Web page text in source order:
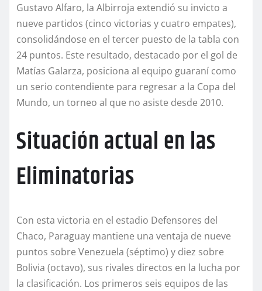
Gustavo Alfaro, la Albirroja extendió su invicto a
nueve partidos (cinco victorias y cuatro empates),
consolidándose en el tercer puesto de la tabla con
24 puntos. Este resultado, destacado por el gol de
Matías Galarza, posiciona al equipo guaraní como
un serio contendiente para regresar a la Copa del
Mundo, un torneo al que no asiste desde 2010.
Situación actual en las
Eliminatorias
Con esta victoria en el estadio Defensores del
Chaco, Paraguay mantiene una ventaja de nueve
puntos sobre Venezuela (séptimo) y diez sobre
Bolivia (octavo), sus rivales directos en la lucha por
la clasificación. Los primeros seis equipos de las